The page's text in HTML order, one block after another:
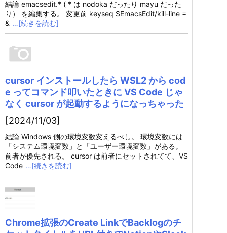
結論 emacsedit.* ( * は nodoka だったり mayu だった
り） を編集する。 変更前 keyseq $EmacsEdit/kill-line =
& …[続きを読む]
cursor インストールしたら WSL2 から cod
e ってコマンド叩いたときに VS Code じゃ
なく cursor が起動するようになっちゃった
[2024/11/03]
結論 Windows 側の環境変数変えるべし。 環境変数には
「システム環境変数」と「ユーザー環境変数」がある。
前者が優先される。 cursor は前者にセットされてて、VS
Code …[続きを読む]
Chrome拡張のCreate LinkでBacklogのチ